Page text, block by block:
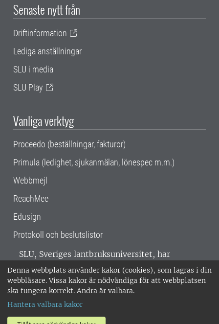
Denna webbplats använder kakor (cookies), som lagras i din
webbläsare. Vissa kakor är nödvändiga för att webbplatsen
ska fungera korrekt. Andra är valbara.
Hantera valbara kakor
Senaste nytt från
Driftinformation
Lediga anställningar
SLU i media
SLU Play
Vanliga verktyg
Proceedo (beställningar, fakturor)
Primula (ledighet, sjukanmälan, lönespec m.m.)
Webbmejl
ReachMee
Edusign
Protokoll och beslutslistor
SLU, Sveriges lantbruksuniversitet, har
verksamhet över hela Sverige. Huvudorter är
Alnarp, Uppsala och Umeå.SLU är
miljöcertifierat enligt ISO 14001. •
018-67 10 00 • Org nr: 202100-2817 •